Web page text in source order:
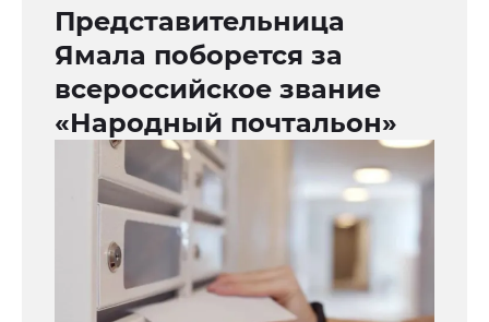
Представительница
Ямала поборется за
всероссийское звание
«Народный почтальон»